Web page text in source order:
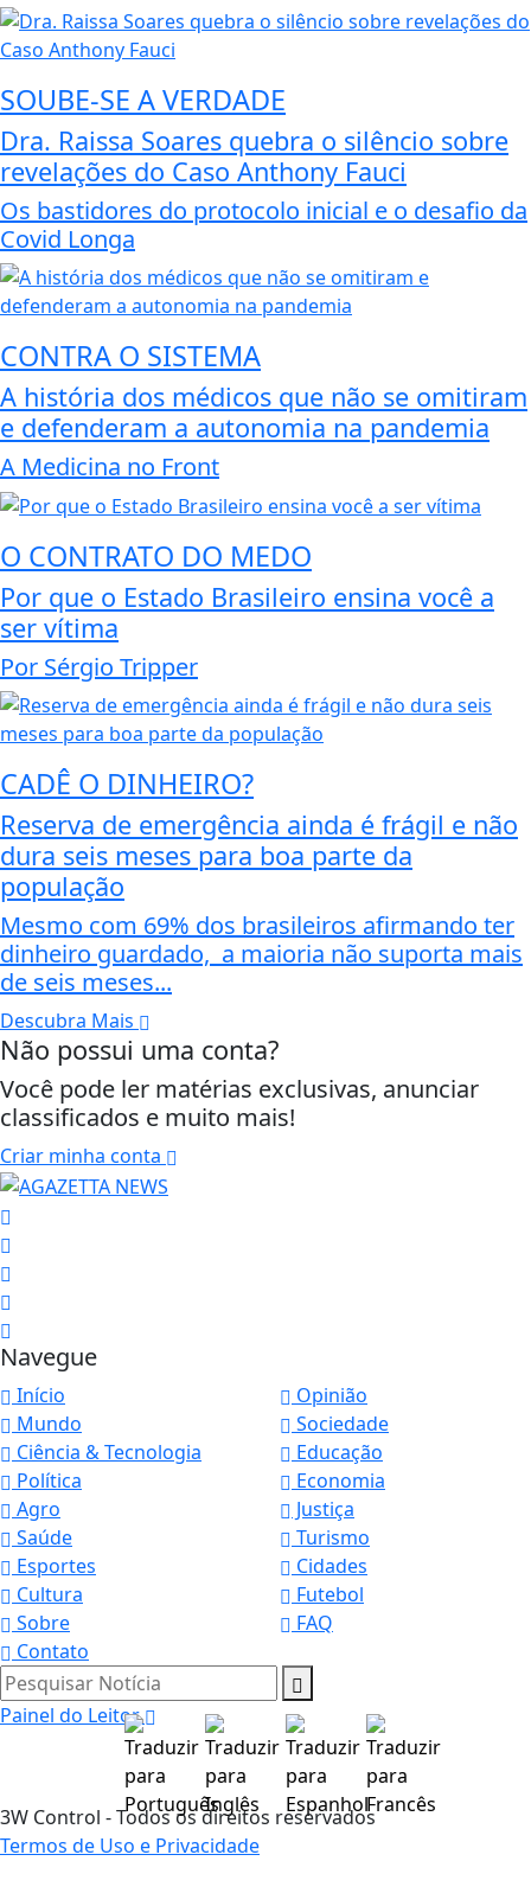
SOUBE-SE A VERDADE
Dra. Raissa Soares quebra o silêncio sobre
revelações do Caso Anthony Fauci
Os bastidores do protocolo inicial e o desafio da
Covid Longa
CONTRA O SISTEMA
A história dos médicos que não se omitiram
e defenderam a autonomia na pandemia
A Medicina no Front
O CONTRATO DO MEDO
Por que o Estado Brasileiro ensina você a
ser vítima
Por Sérgio Tripper
CADÊ O DINHEIRO?
Reserva de emergência ainda é frágil e não
dura seis meses para boa parte da
população
Mesmo com 69% dos brasileiros afirmando ter
dinheiro guardado, a maioria não suporta mais
de seis meses...
Descubra Mais
Não possui uma conta?
Você pode ler matérias exclusivas, anunciar
classificados e muito mais!
Criar minha conta
Navegue
Início
Opinião
Mundo
Sociedade
Ciência & Tecnologia
Educação
Política
Economia
Agro
Justiça
Saúde
Turismo
Esportes
Cidades
Cultura
Futebol
Sobre
FAQ
Contato
Pesquisar Notícia
Painel do Leitor
3W Control - Todos os direitos reservados
Termos de Uso e Privacidade
Termos de Uso e Privacidade
Esse site utiliza cookies para melhorar sua